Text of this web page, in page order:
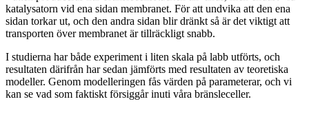
katalysatorn vid ena sidan membranet. För att undvika att den ena
sidan torkar ut, och den andra sidan blir dränkt så är det viktigt att
transporten över membranet är tillräckligt snabb.
I studierna har både experiment i liten skala på labb utförts, och
resultaten därifrån har sedan jämförts med resultaten av teoretiska
modeller. Genom modelleringen fås värden på parameterar, och vi
kan se vad som faktiskt försiggår inuti våra bränsleceller.